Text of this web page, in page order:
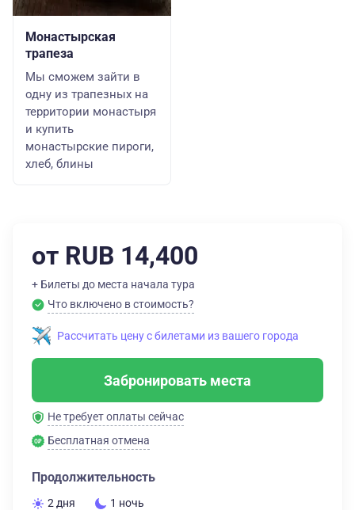
Монастырская
трапеза
Мы сможем зайти в
одну из трапезных на
территории монастыря
и купить
монастырские пироги,
хлеб, блины
от RUB 14,400
+ Билеты до места начала тура
Что включено в стоимость?
Рассчитать цену с билетами из вашего города
Забронировать места
Не требует оплаты сейчас
Бесплатная отмена
Продолжительность
2 дня 1 ночь